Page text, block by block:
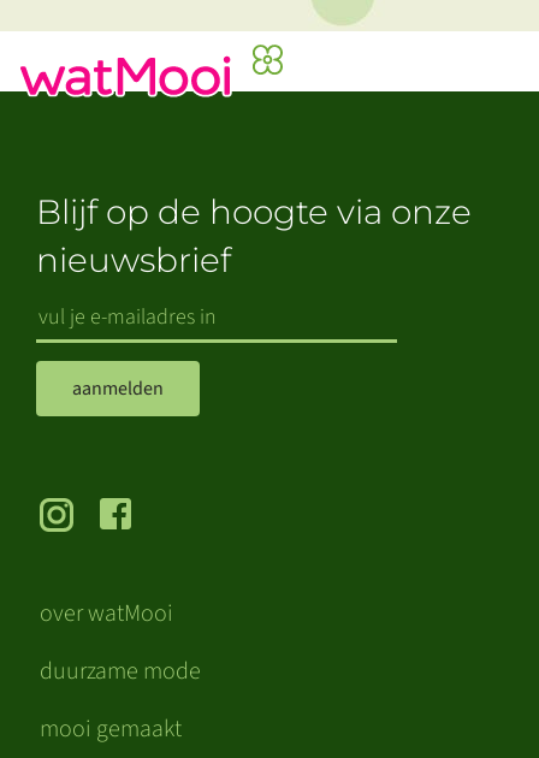
over watMooi
duurzame mode
mooi gemaakt
Blijf op de hoogte via onze
nieuwsbrief
aanmelden